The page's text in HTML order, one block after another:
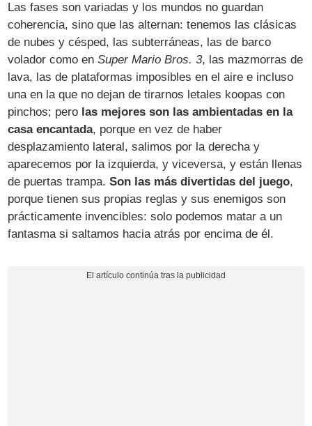
Las fases son variadas y los mundos no guardan
coherencia, sino que las alternan: tenemos las clásicas
de nubes y césped, las subterráneas, las de barco
volador como enSuper Mario Bros. 3, las mazmorras de
lava, las de plataformas imposibles en el aire e incluso
una en la que no dejan de tirarnos letales koopas con
pinchos; pero las mejores son las ambientadas en la
casa encantada, porque en vez de haber
desplazamiento lateral, salimos por la derecha y
aparecemos por la izquierda, y viceversa, y están llenas
de puertas trampa.Son las más divertidas del juego,
porque tienen sus propias reglas y sus enemigos son
prácticamente invencibles: solo podemos matar a un
fantasma si saltamos hacia atrás por encima de él.